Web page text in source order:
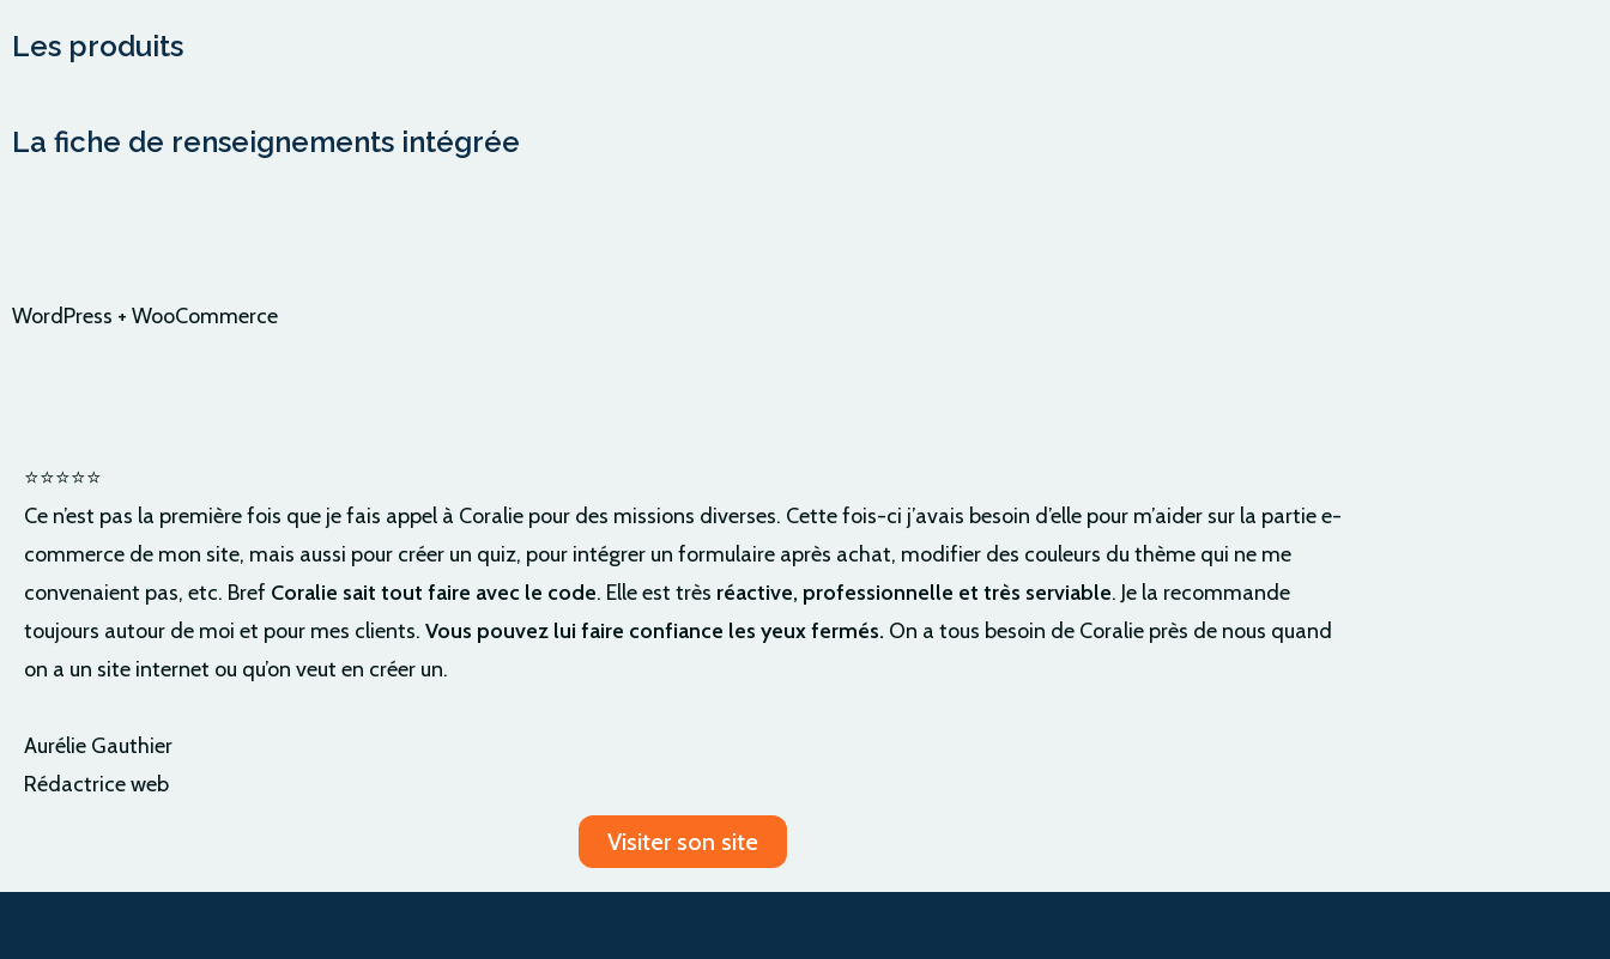
Les produits
La fiche de renseignements intégrée
WordPress + WooCommerce
⭐⭐⭐⭐⭐
Ce n’est pas la première fois que je fais appel à Coralie pour des missions diverses. Cette fois-ci j’avais besoin d’elle pour m’aider sur la partie e-
commerce de mon site, mais aussi pour créer un quiz, pour intégrer un formulaire après achat, modifier des couleurs du thème qui ne me
convenaient pas, etc. Bref Coralie sait tout faire avec le code. Elle est très réactive, professionnelle et très serviable. Je la recommande
toujours autour de moi et pour mes clients. Vous pouvez lui faire confiance les yeux fermés. On a tous besoin de Coralie près de nous quand
on a un site internet ou qu’on veut en créer un.
Aurélie Gauthier
Rédactrice web
Visiter son site